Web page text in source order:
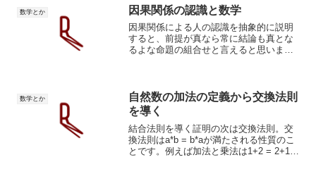
値の定義の形はそうなっているのか」と
いう疑問の答えへ繋がって...
数学とか 因果関係の認識と数学
因果関係による人の認識を抽象的に説明
すると、前提が真なら常に結論も真とな
るよな命題の組合せと言えると思いま
押した=A,動いた=BA...
数学とか
自然数の加法の定義から交換法則
を導く
結合法則を導く証明の次は交換法則。交
換法則はa*b = b*aが満たされる性質のこ
とです。例えば加法と乗法は1+2 = 2+1 =